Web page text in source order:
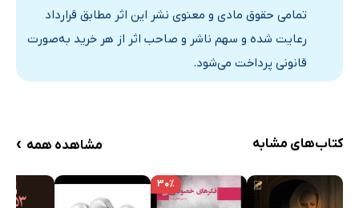
تمامی حقوق مادی و معنوی نشر این اثر مطابق قرارداد
رعایت شده و سهم ناشر و صاحب اثر از هر خرید به‌صورت
قانونی پرداخت می‌شود.
کتاب‌های مشابه مشاهده همه ›
۳۰٪